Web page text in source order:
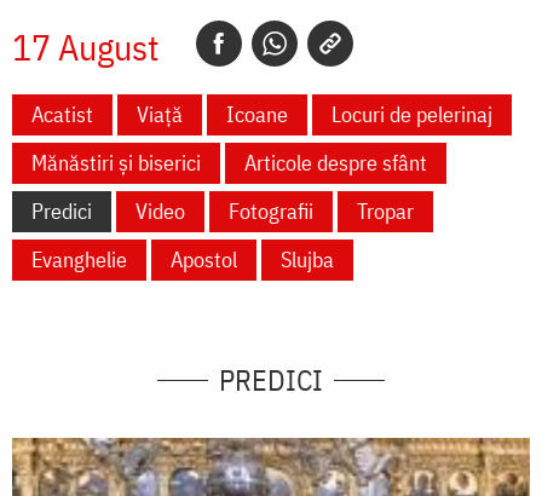
17 August
Acatist Viață Icoane
Locuri de pelerinaj
Mănăstiri și biserici
Articole despre sfânt
Predici
Video Fotografii
Tropar
Evanghelie
Apostol Slujba
PREDICI